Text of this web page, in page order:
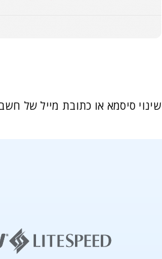
שינוי סיסמא או כתובת מייל של